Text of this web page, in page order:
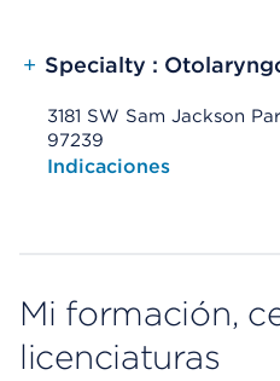
+ Specialty :
3181 SW Sam Jackson
97239
Opens native map
Indicaciones
Mi formación,
licenciaturas